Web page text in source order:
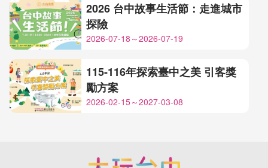
2026 台中故事生活節：走進城市
探險
2026-07-18～2026-07-19
115-116年探索臺中之美 引客獎
勵方案
2026-02-15～2027-03-08